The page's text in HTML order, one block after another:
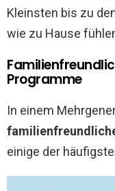
Kleinsten bis zu
wie zu Hause
Programme
In einem
einige der